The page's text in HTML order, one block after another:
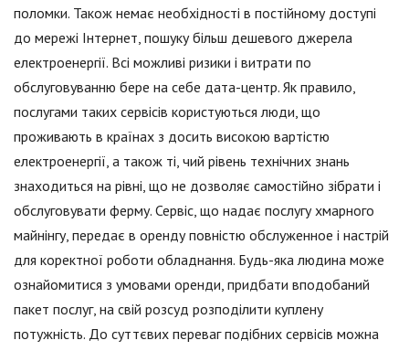
поломки. Також немає необхідності в постійному доступі
до мережі Інтернет, пошуку більш дешевого джерела
електроенергії. Всі можливі ризики і витрати по
обслуговуванню бере на себе дата-центр. Як правило,
послугами таких сервісів користуються люди, що
проживають в країнах з досить високою вартістю
електроенергії, а також ті, чий рівень технічних знань
знаходиться на рівні, що не дозволяє самостійно зібрати і
обслуговувати ферму. Сервіс, що надає послугу хмарного
майнінгу, передає в оренду повністю обслуженное і настрій
для коректної роботи обладнання. Будь-яка людина може
ознайомитися з умовами оренди, придбати вподобаний
пакет послуг, на свій розсуд розподілити куплену
потужність. До суттєвих переваг подібних сервісів можна